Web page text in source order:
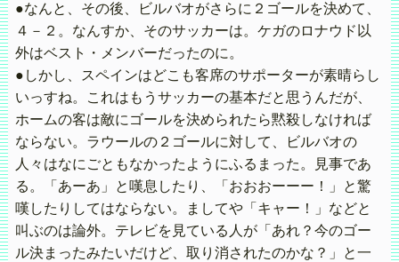
●なんと、その後、ビルバオがさらに２ゴールを決めて、
４－２。なんすか、そのサッカーは。ケガのロナウド以
外はベスト・メンバーだったのに。
●しかし、スペインはどこも客席のサポーターが素晴らし
いっすね。これはもうサッカーの基本だと思うんだが、
ホームの客は敵にゴールを決められたら黙殺しなければ
ならない。ラウールの２ゴールに対して、ビルバオの
人々はなにごともなかったようにふるまった。見事であ
る。「あーあ」と嘆息したり、「おおおーーー！」と驚
嘆したりしてはならない。ましてや「キャー！」などと
叫ぶのは論外。テレビを見ている人が「あれ？今のゴー
ル決まったみたいだけど、取り消されたのかな？」と一